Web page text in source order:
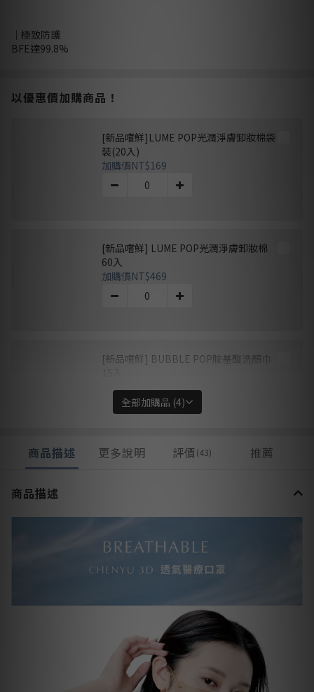
｜極致防護
BFE達99.8%
以優惠價加購商品！
[新品嚐鮮]LUME POP光潤淨膚卸妝棉袋
裝(20入)
加購價NT$169
[新品嚐鮮] LUME POP光潤淨膚卸妝棉
60入
加購價NT$469
[新品嚐鮮] BUBBLE POP胺基酸洗顏巾
全部加購品 (4)
商品描述 更多說明 評價 (43) 推薦
商品描述